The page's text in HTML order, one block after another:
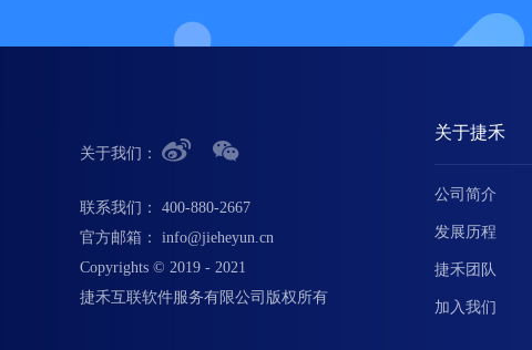
关于我们：
联系我们：
400-880-2667
官方邮箱：
info@jieheyun.cn
Copyrights © 2019 - 2021
捷禾互联软件服务有限公司版权所有
关于捷禾
公司简介
发展历程
捷禾团队
加入我们